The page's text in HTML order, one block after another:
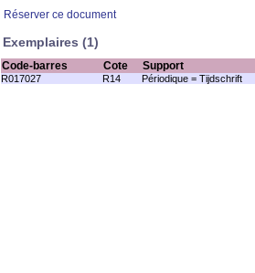
Réserver ce document
Exemplaires (1)
Code-barres Cote Support
R017027 R14 Périodique = Tijdschrift